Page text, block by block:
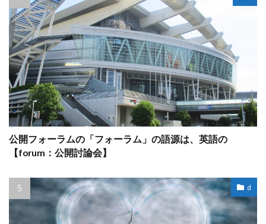
公開フォーラムの「フォーラム」の語源は、英語の
【forum：公開討論会】
d